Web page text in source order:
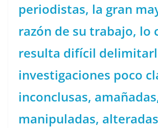
periodistas, la gran
razón de su trabajo, lo
resulta difícil
investigaciones poco
inconclusas,
manipuladas,